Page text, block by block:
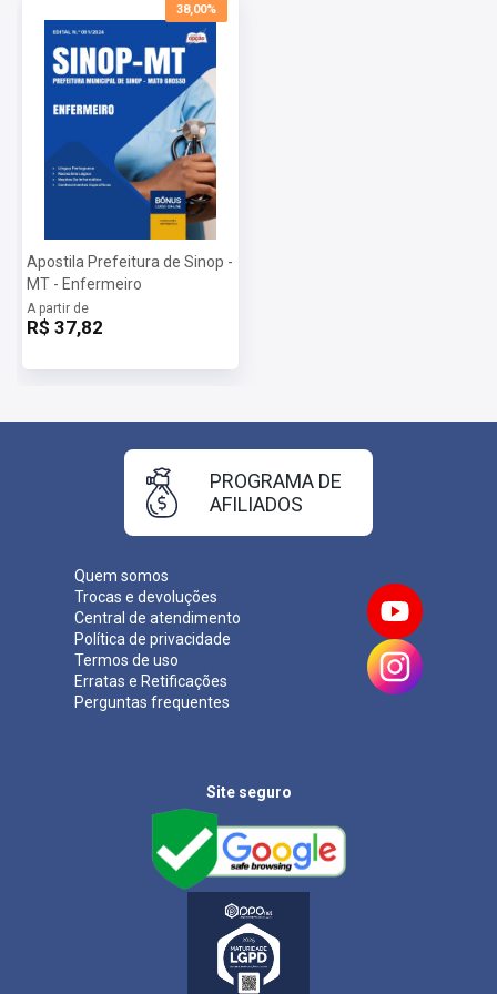
38,00%
Apostila Prefeitura de Sinop -
MT - Enfermeiro
A partir de
R$ 37,82
Quem somos
Trocas e devoluções
Central de atendimento
Política de privacidade
Termos de uso
Erratas e Retificações
Perguntas frequentes
PROGRAMA DE
AFILIADOS
Site seguro